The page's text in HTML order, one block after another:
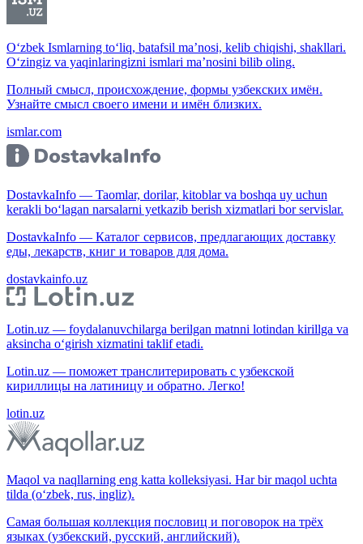
O‘zbek Ismlarning to‘liq, batafsil ma’nosi, kelib chiqishi, shakllari.
O‘zingiz va yaqinlaringizni ismlari ma’nosini bilib oling.
Полный смысл, происхождение, формы узбекских имён.
Узнайте смысл своего имени и имён близких.
ismlar.com
DostavkaInfo — Taomlar, dorilar, kitoblar va boshqa uy uchun
kerakli bo‘lagan narsalarni yetkazib berish xizmatlari bor servislar.
DostavkaInfo — Каталог сервисов, предлагающих доставку
еды, лекарств, книг и товаров для дома.
dostavkainfo.uz
Lotin.uz — foydalanuvchilarga berilgan matnni lotindan kirillga va
aksincha o‘girish xizmatini taklif etadi.
Lotin.uz — поможет транслитерировать с узбекской
кириллицы на латиницу и обратно. Легко!
lotin.uz
Maqol va naqllarning eng katta kolleksiyasi. Har bir maqol uchta
tilda (o‘zbek, rus, ingliz).
Самая большая коллекция пословиц и поговорок на трёх
языках (узбекский, русский, английский).